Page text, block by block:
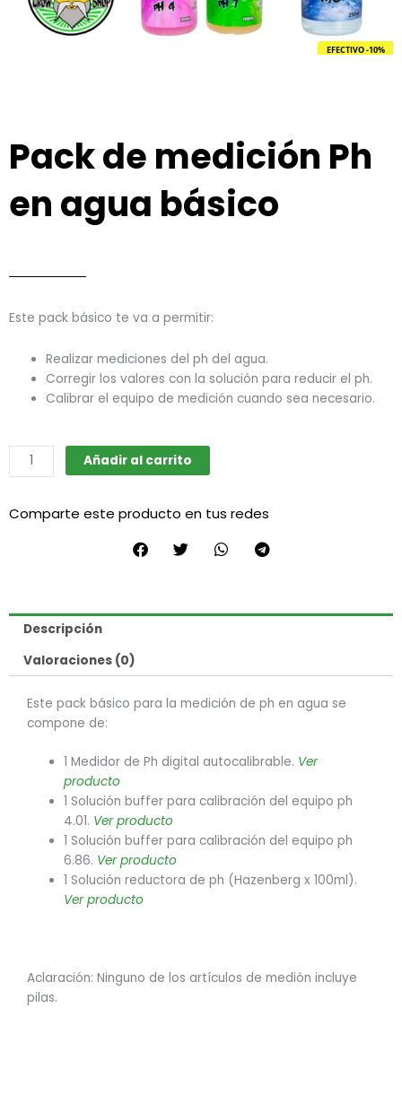
EFECTIVO -10%
Pack de medición Ph
en agua básico
Este pack básico te va a permitir:
Realizar mediciones del ph del agua.
Corregir los valores con la solución para reducir el ph.
Calibrar el equipo de medición cuando sea necesario.
Pack
de
Ph
Añadir al carrito
Comparte este producto en tus redes
Descripción
Valoraciones (0)
Este pack básico para la medición de ph en agua se
compone de:
1 Medidor de Ph digital autocalibrable. Ver
producto
1 Solución buffer para calibración del equipo ph
4.01. Ver producto
1 Solución buffer para calibración del equipo ph
6.86. Ver producto
1 Solución reductora de ph (Hazenberg x 100ml).
Ver producto
Aclaración: Ninguno de los artículos de medión incluye
pilas.